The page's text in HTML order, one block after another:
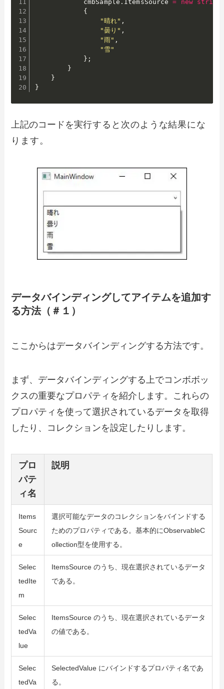
            cmbSample
. ItemsSource = new string
{
"晴れ" ,
"曇り" ,
"雨" ,
"雪"
} ;
}
}
}
上記のコードを実行すると次のような結果にな
ります。
データバインディングしてアイテムを追加す
る方法（＃１）
ここからはデータバインディングする方法です。
まず、データバインディングする上でコンボボッ
クスの重要なプロパティを紹介します。これらの
プロパティを使って選択されているデータを取得
したり、コレクションを設定したりします。
プロ
パテ
ィ名
説明
Items
Sourc
e
選択可能なデータのコレクションをバインドする
ためのプロパティである。 基本的にObservableC
ollection型を使用する。
Selec
tedIte
m
ItemsSource のうち、現在選択されているデータ
である。
Selec
tedVa
lue
ItemsSource のうち、現在選択されているデータ
の値である。
Selec
tedVa
SelectedValue にバインドするプロパティ名であ
る。